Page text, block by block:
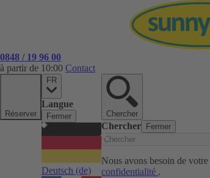
0848 / 19 96 00
à partir de 10:00 Contact
Réserver
FR
Langue
Fermer
Deutsch (de)
Chercher
Chercher Fermer
Nous avons besoin de
confidentialité .